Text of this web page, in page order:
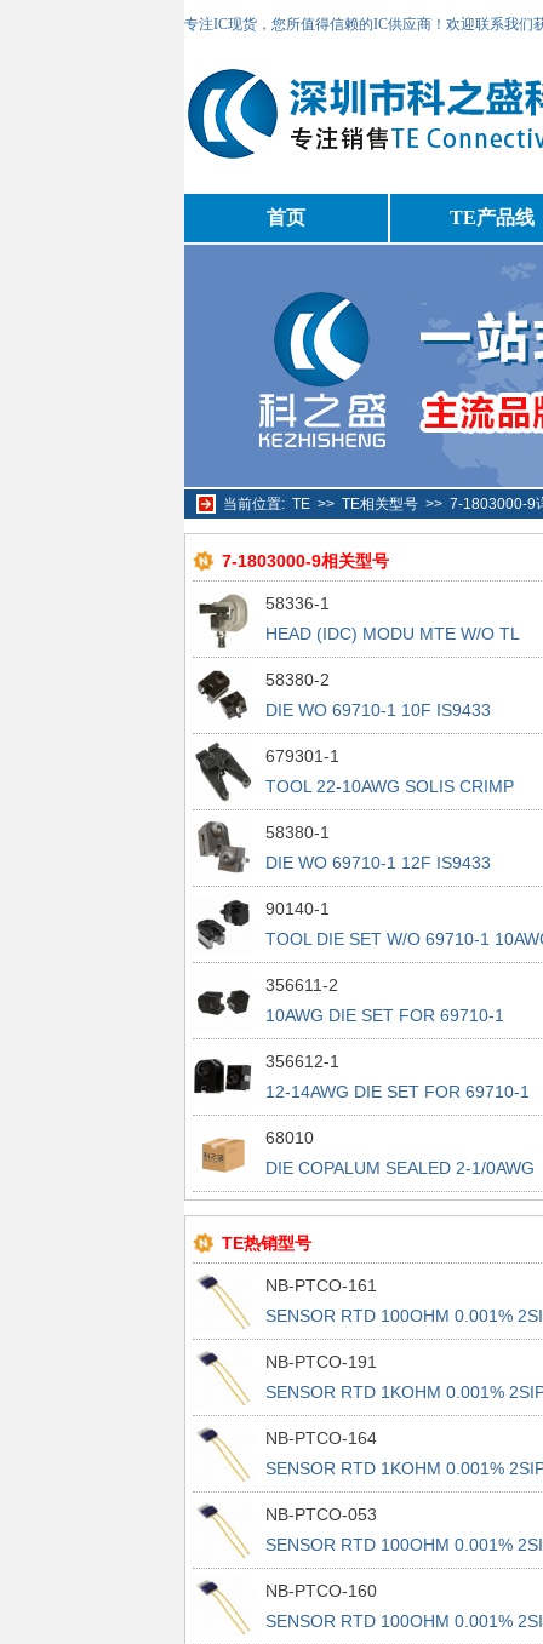
专注IC现货，您所值得信赖的IC供应商！欢迎联系我们
首页 TE产品线
当前位置: TE>> TE相关型号>> 7-1803000-9
7-1803000-9相关型号
58336-1
HEAD (IDC) MODU MTE W/O TL
58380-2
DIE WO 69710-1 10F IS9433
679301-1
TOOL 22-10AWG SOLIS CRIMP
HEAD
58380-1
DIE WO 69710-1 12F IS9433
90140-1
TOOL DIE SET W/O 69710-1
356611-2
10AWG DIE SET FOR 69710-1
356612-1
12-14AWG DIE SET FOR 69710-1
68010
DIE COPALUM SEALED 2-1/0AWG
TE热销型号
NB-PTCO-161
SENSOR RTD 100OHM 0.001%
NB-PTCO-191
SENSOR RTD 1KOHM 0.001%
NB-PTCO-164
SENSOR RTD 1KOHM 0.001%
NB-PTCO-053
SENSOR RTD 100OHM 0.001%
NB-PTCO-160
SENSOR RTD 100OHM 0.001%